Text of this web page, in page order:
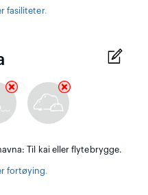
fasiliteter.
Til kai eller flytebrygge.
fortøying.